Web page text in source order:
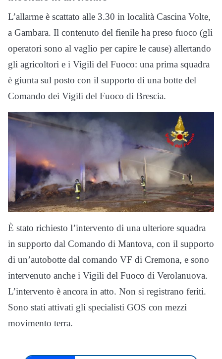
L’allarme è scattato alle 3.30 in località Cascina Volte,
a Gambara. Il contenuto del fienile ha preso fuoco (gli
operatori sono al vaglio per capire le cause) allertando
gli agricoltori e i Vigili del Fuoco: una prima squadra
è giunta sul posto con il supporto di una botte del
Comando dei Vigili del Fuoco di Brescia.
È stato richiesto l’intervento di una ulteriore squadra
in supporto dal Comando di Mantova, con il supporto
di un’autobotte dal comando VF di Cremona, e sono
intervenuto anche i Vigili del Fuoco di Verolanuova.
L’intervento è ancora in atto. Non si registrano feriti.
Sono stati attivati gli specialisti GOS con mezzi
movimento terra.